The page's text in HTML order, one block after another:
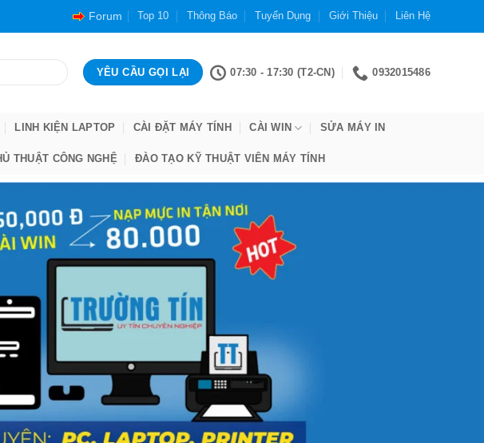
Forum Top 10 Thông Báo Tuyển Dụng Giới Thiệu Liên Hệ
07:30 - 17:30 (T2-CN) 0932015486
LINH KIỆN LAPTOP CÀI ĐẶT MÁY TÍNH CÀI WIN SỬA MÁY IN
THUẬT CÔNG NGHỆ ĐÀO TẠO KỸ THUẬT VIÊN MÁY TÍNH